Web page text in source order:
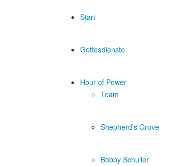
Start
Gottesdienste
Hour of Power
Team
Shepherd’s Grove
Bobby Schuller